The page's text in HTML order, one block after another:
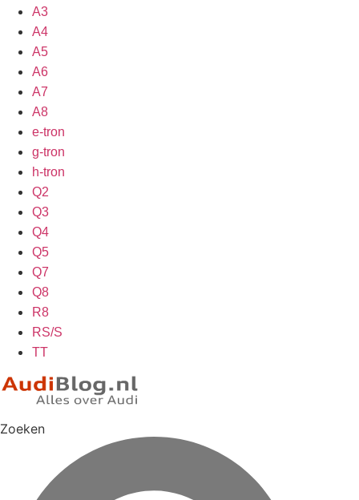
A3
A4
A5
A6
A7
A8
e-tron
g-tron
h-tron
Q2
Q3
Q4
Q5
Q7
Q8
R8
RS/S
TT
Zoeken